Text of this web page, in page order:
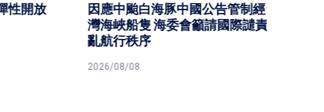
因應中颱白海豚中國公告管制經台
灣海峽船隻 海委會籲請國際譴責擾
亂航行秩序
2026/08/08